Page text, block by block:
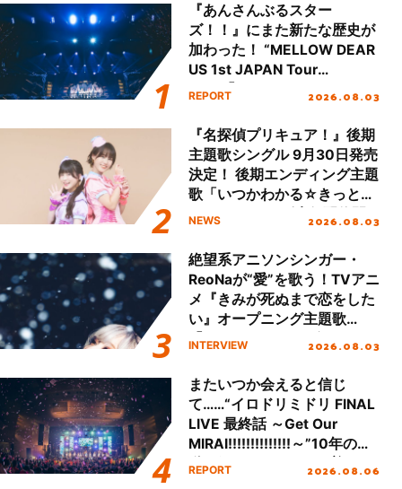
『あんさんぶるスター
ズ！！』にまた新たな歴史が
加わった！ “MELLOW DEAR
US 1st JAPAN Tour
Final「NICE to meet YOU
ート!!
REPORT 2026.08.03
『名探偵プリキュア！』後期
主題歌シングル 9月30日発売
決定！ 後期エンディング主題
歌「いつかわかる☆きっとあ
える」TVサイズ先行配信開
NEWS 2026.08.03
絶望系アニソンシンガー・
ReoNaが“愛”を歌う！TVアニ
メ『きみが死ぬまで恋をした
い』オープニング主題歌
「Amore」インタビュー
INTERVIEW 2026.08.03
またいつか会えると信じ
て……“イロドリミドリ FINAL
LIVE 最終話 ～Get Our
MIRAI!!!!!!!!!!!!!!～”10年の活
動を経てファイナルを迎える
REPORT 2026.08.06